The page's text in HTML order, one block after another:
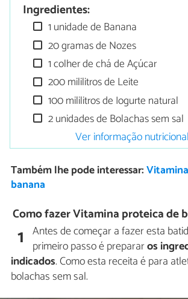
Ingredientes:
1 unidade de Banana
20 gramas de Nozes
1 colher de chá de Açúcar
200 mililitros de Leite
100 mililitros de Iogurte natural
2 unidades de Bolachas sem sal
Ver informação
Também lhe pode interessar:
banana
Como fazer Vitamina proteica de
1 Antes de começar a fazer esta
primeiro passo é prepararos
indicados. Como esta receita é para
bolachas sem sal.